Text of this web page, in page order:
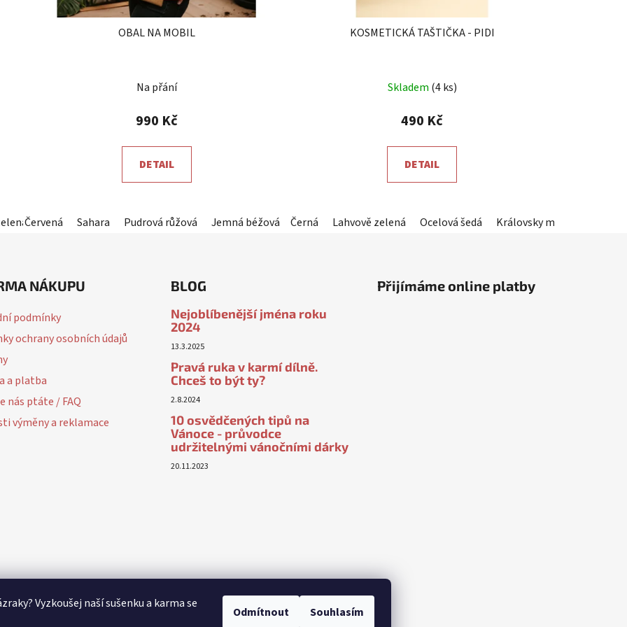
Vyzkoušej naší sušenku a karma se
Odmítnout Souhlasím
OBAL NA MOBIL
hodnocení
produktu
5,0
z
Na přání
990 Kč
DETAIL
Červená Sahara Pudrová růžová Jemná béžová Kameninová (tmavě šedá) Aquamarine (zelenotyrkysová)
KOSMETICKÁ TAŠTIČKA - PIDI
hodnocení
produktu
5,0
z
Skladem (4 ks)
490 Kč
DETAIL
Černá Lahvově zelená Ocelová šedá Královsky modrá
NÁKUPU
podmínky
ochrany osobních údajů
a platba
nás ptáte / FAQ
výměny a reklamace
BLOG
Nejoblíbenější jména roku
2024
13.3.2025
Pravá ruka v karmí dílně.
Chceš to být ty?
2.8.2024
10 osvědčených tipů na
Vánoce - průvodce
udržitelnými vánočními dárky
20.11.2023
Přijímáme online platby